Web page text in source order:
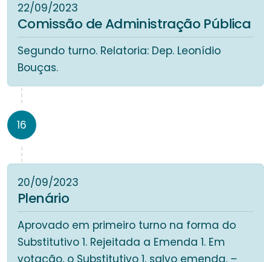
22/09/2023
Comissão de Administração Pública
Segundo turno. Relatoria: Dep. Leonídio
Bouças.
16
20/09/2023
Plenário
Aprovado em primeiro turno na forma do
Substitutivo 1. Rejeitada a Emenda 1. Em